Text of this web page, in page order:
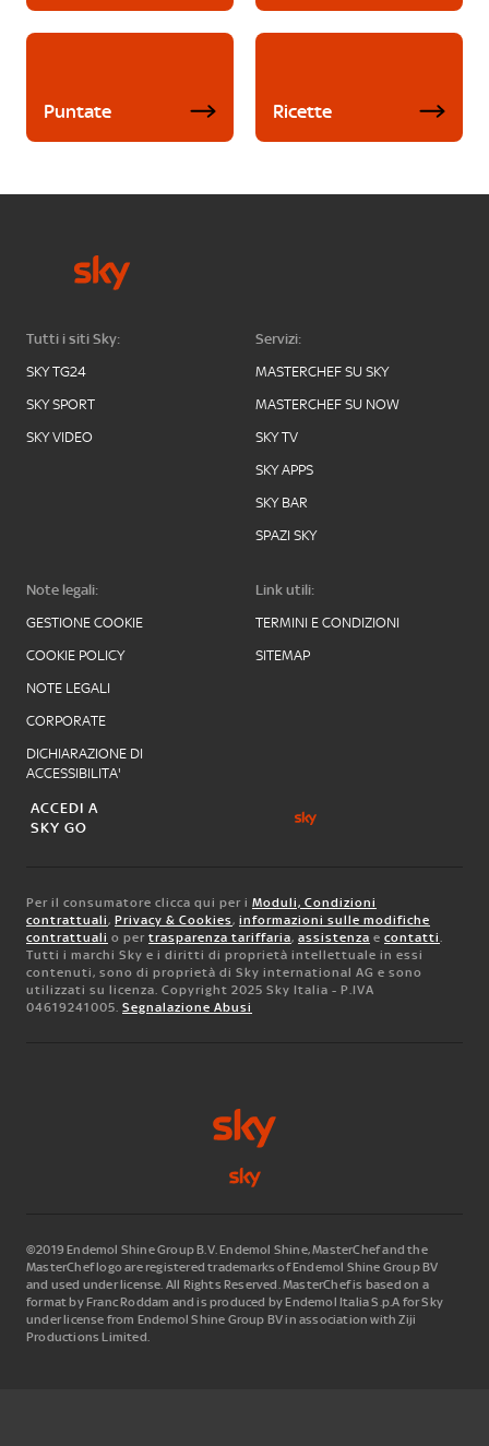
Puntate Ricette
Tutti i siti Sky:
SKY TG24
SKY SPORT
SKY VIDEO
Servizi:
MASTERCHEF SU SKY
MASTERCHEF SU NOW
SKY TV
SKY APPS
SKY BAR
SPAZI SKY
Note legali:
GESTIONE COOKIE
COOKIE POLICY
NOTE LEGALI
CORPORATE
DICHIARAZIONE DI
ACCESSIBILITA'
Link utili:
TERMINI E CONDIZIONI
SITEMAP
ACCEDI A
SKY GO
Per il consumatore clicca qui per i Moduli, Condizioni
contrattuali , Privacy & Cookies, informazioni sulle modifiche
contrattuali o per trasparenza tariffaria, assistenza e contatti
Tutti i marchi Sky e i diritti di proprietà intellettuale in essi
contenuti, sono di proprietà di Sky international AG e sono
utilizzati su licenza. Copyright 2025 Sky Italia - P.IVA
04619241005. Segnalazione Abusi
©2019 Endemol Shine Group B.V. Endemol Shine, MasterChef and the
MasterChef logo are registered trademarks of Endemol Shine Group BV
and used under license. All Rights Reserved. MasterChef is based on a
format by Franc Roddam and is produced by Endemol Italia S.p.A for Sky
under license from Endemol Shine Group BV in association with Ziji
Productions Limited.